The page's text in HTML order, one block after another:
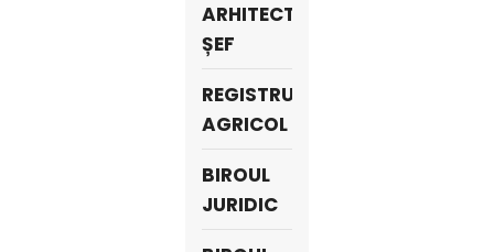
ARHITECT
ȘEF
REGISTRU
AGRICOL
BIROUL
JURIDIC